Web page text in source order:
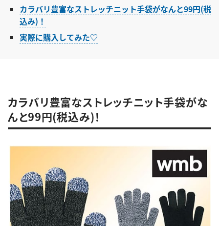
カラバリ豊富なストレッチニット手袋がなんと99円(税
込み)！
実際に購入してみた♡
カラバリ豊富なストレッチニット手袋がな
んと99円(税込み)！